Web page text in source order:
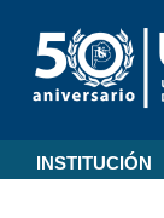
INSTITUCIÓN